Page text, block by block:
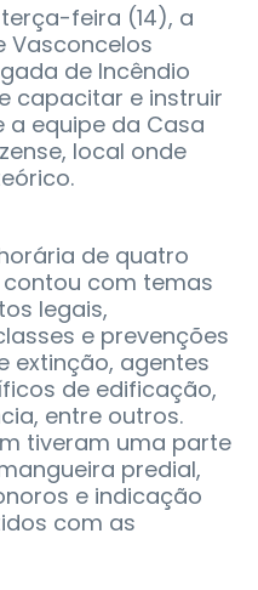
feira (14), a
Vasconcelos
de Incêndio
capacitar e instruir
a equipe da Casa
local onde
de quatro
com temas
legais,
e prevenções
extinção, agentes
de edificação,
entre outros.
tiveram uma parte
predial,
e indicação
com as